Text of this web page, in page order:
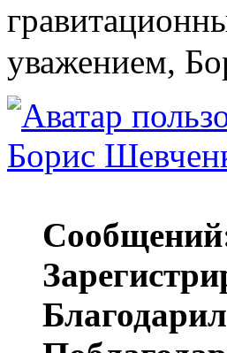
уважением,
Борис